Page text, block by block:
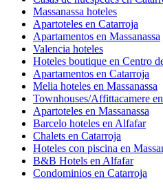
Massanassa hoteles
Apartoteles en Catarroja
Apartamentos en Massanassa
Valencia hoteles
Hoteles boutique en Centro
Apartamentos en Catarroja
Melia hoteles en Massanassa
Townhouses/Affittacamere
Apartoteles en Massanassa
Barcelo hoteles en Alfafar
Chalets en Catarroja
Hoteles con piscina en
B&B Hotels en Alfafar
Condominios en Catarroja